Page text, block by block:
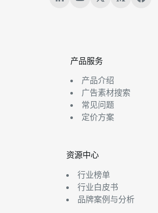
产品服务
产品介绍
广告素材搜索
常见问题
定价方案
资源中心
行业榜单
行业白皮书
品牌案例与分析